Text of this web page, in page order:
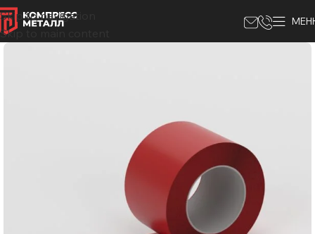
Skip to navigation
Skip to main content